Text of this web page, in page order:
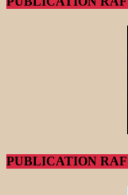
PUBLICATION